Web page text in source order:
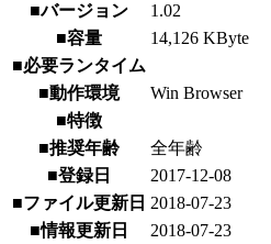
■バージョン
1.02
■容量
14,126 KByte
■必要ランタイム
■動作環境
Win Browser
■特徴
■推奨年齢
全年齢
■登録日
2017-12-08
■ファイル更新日 2018-07-23
■情報更新日
2018-07-23